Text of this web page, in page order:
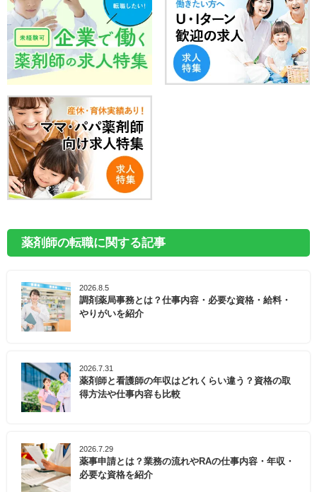
薬剤師の転職に関する記事
2026.8.5
調剤薬局事務とは？仕事内容・必要な資格・給料・
やりがいを紹介
2026.7.31
薬剤師と看護師の年収はどれくらい違う？資格の取
得方法や仕事内容も比較
2026.7.29
薬事申請とは？業務の流れやRAの仕事内容・年収・
必要な資格を紹介